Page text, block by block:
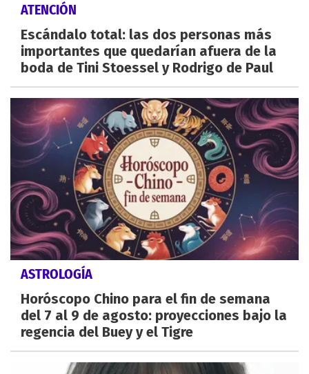
ATENCIÓN
Escándalo total: las dos personas más
importantes que quedarían afuera de la
boda de Tini Stoessel y Rodrigo de Paul
ASTROLOGÍA
Horóscopo Chino para el fin de semana
del 7 al 9 de agosto: proyecciones bajo la
regencia del Buey y el Tigre